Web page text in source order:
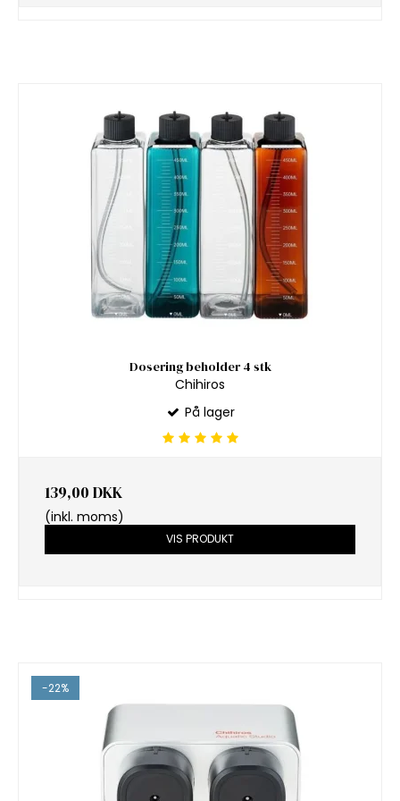
Dosering beholder 4 stk
Chihiros
På lager
139,00 DKK
(inkl. moms)
VIS PRODUKT
-22%